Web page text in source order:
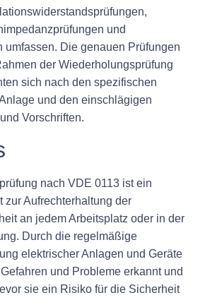
und
umfassen. Die genauen Prüfungen
der Wiederholungsprüfung
sich nach den spezifischen
und den einschlägigen
Vorschriften.
nach VDE 0113 ist ein
zur Aufrechterhaltung der
an jedem Arbeitsplatz oder in der
Durch die regelmäßige
elektrischer Anlagen und Geräte
und Probleme erkannt und
sie ein Risiko für die Sicherheit